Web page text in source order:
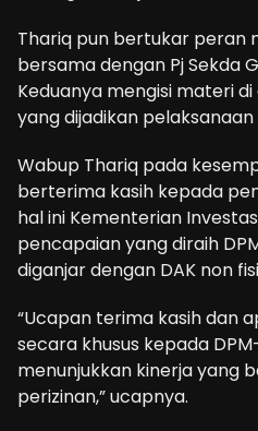
Thariq pun bertukar peran
bersama dengan Pj Sekda
Keduanya mengisi materi
yang dijadikan
Wabup Thariq pada
berterima kasih kepada
hal ini Kementerian
pencapaian yang diraih
diganjar dengan DAK non
“Ucapan terima kasih dan
secara khusus kepada
menunjukkan kinerja yang
perizinan,” ucapnya.